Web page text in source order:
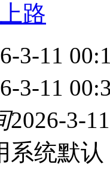
路
3-11
3-11
2026-3-
系统默认